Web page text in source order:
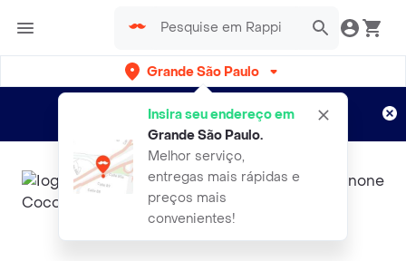
Grande São Paulo
Insira seu endereço em
Grande São Paulo.
Melhor serviço,
entregas mais rápidas e
preços mais
convenientes!
Entregas grátis por 15 dias!
Aplicam T&C